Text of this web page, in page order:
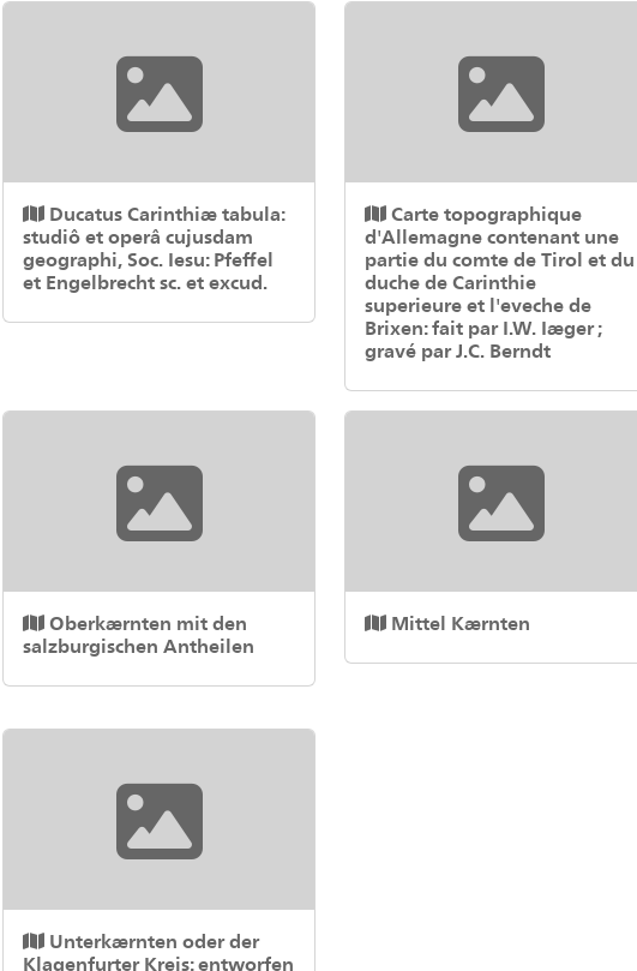
Ducatus Carinthiæ tabula:
studiô et operâ cujusdam
geographi, Soc. Iesu: Pfeffel
et Engelbrecht sc. et excud.
Carte topographique
d'Allemagne contenant une
partie du comte de Tirol et du
duche de Carinthie
superieure et l'eveche de
Brixen: fait par I.W. Iæger ;
gravé par J.C. Berndt
Oberkærnten mit den
salzburgischen Antheilen
Mittel Kærnten
Unterkærnten oder der
Klagenfurter Kreis: entworfen